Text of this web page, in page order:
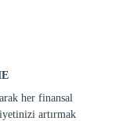
her finansal
artırmak